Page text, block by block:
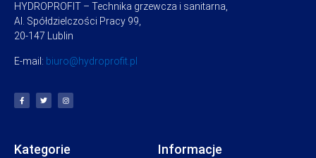
HYDROPROFIT – Technika grzewcza i sanitarna,
Al. Spółdzielczości Pracy 99,
20-147 Lublin
E-mail: biuro@hydroprofit.pl
Kategorie Informacje